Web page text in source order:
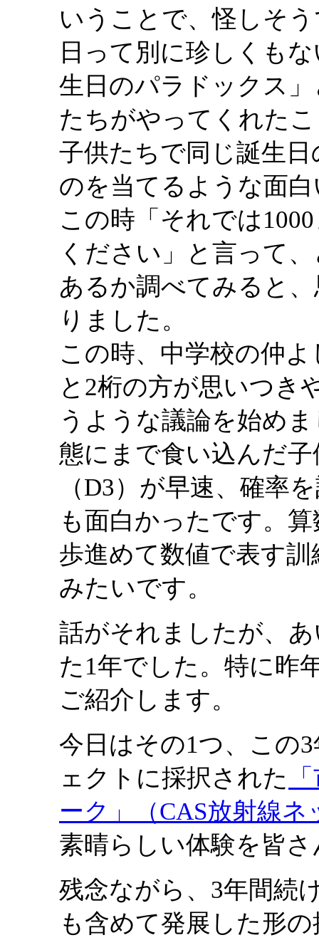
いうことで、怪しそ
日って別に珍しくも
生日のパラドックス
たちがやってくれた
子供たちで同じ誕生
のを当てるような面
この時「それでは
ください」と言って
あるか調べてみると
りました。
この時、中学校の仲
と2桁の方が思いつき
うような議論を始め
態にまで食い込んだ
（D3）が早速、確率
も面白かったです。
歩進めて数値で表す
みたいです。
話がそれましたが、
た1年でした。特に昨
ご紹介します。
今日はその1つ、この
ェクトに採択された
ーク」（CAS放射線ネ
素晴らしい体験を皆
残念ながら、3年間続
も含めて発展した形